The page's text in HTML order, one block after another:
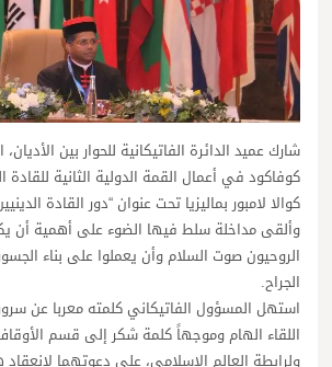
شارك عميد الدائرة الفاتيكانية للحوار بين الأديان،
كوفاكود في أعمال القمة الدولية الثانية للقادة
كوالا لامبور بماليزيا تحت عنوان “دور القادة
وألقى مداخلة سلط فيها الضوء على أهمية أن
الروحيون صوت السلام وأن يعملوا على بناء
الجراح.
استهل المسؤول الفاتيكاني كلمته معربا عن
اللقاء الهام وموجهاً كلمة شكر إلى قسم الأوقاف
ولرابطة العالم الإسلامي، على دعوتهما